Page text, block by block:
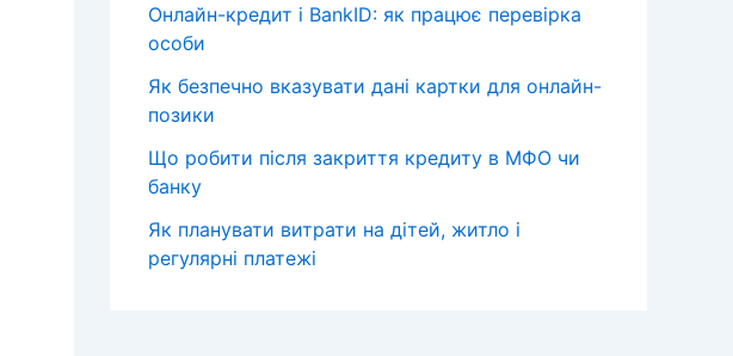
Онлайн-кредит і BankID: як працює перевірка
особи
Як безпечно вказувати дані картки для онлайн-
позики
Що робити після закриття кредиту в МФО чи
банку
Як планувати витрати на дітей, житло і
регулярні платежі